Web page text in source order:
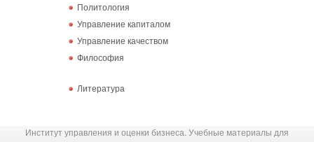
Политология
Управление капиталом
Управление качеством
Философия
Литература
Институт управления и оценки бизнеса. Учебные материалы для